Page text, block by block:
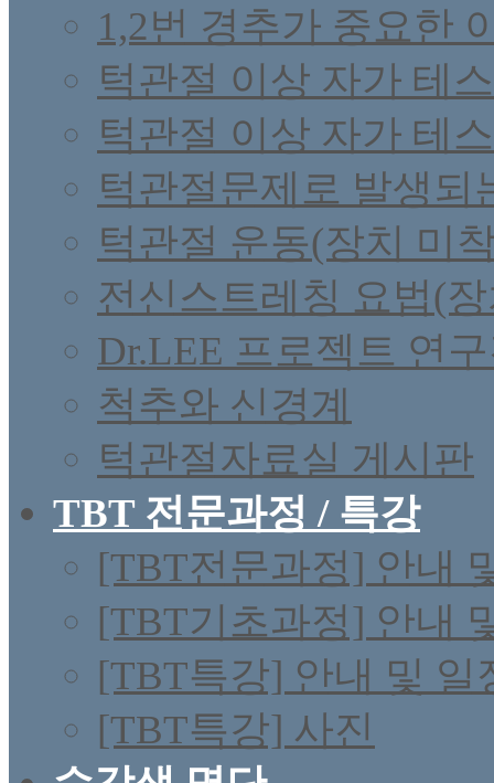
1,2번 경추가 중요한
턱관절 이상 자가 테
턱관절 이상 자가 테
턱관절문제로 발생되
턱관절 운동(장치 미
전신스트레칭 요법(
Dr.LEE 프로젝트 연
척추와 신경계
턱관절자료실 게시판
TBT 전문과정 / 특강
[TBT전문과정] 안내
[TBT기초과정] 안내
[TBT특강] 안내 및 일
[TBT특강] 사진